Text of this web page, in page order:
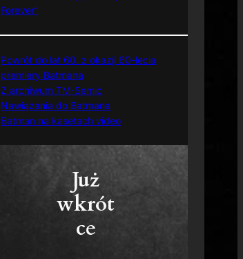
Forever”
Powrót do lat 60. z okazji 60-lecia
premiery Batmana
Z archiwum TM-Semic
Nawiązania do Batmana
Batman na kasetach video
Już
wkrót
ce